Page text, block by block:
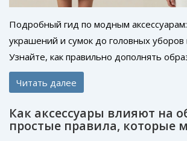
Подробный гид по модным
украшений и сумок до головных уборов
Узнайте, как правильно дополнять
переборщить с деталями.
Читать далее
Как аксессуары влияют на
простые правила, которые